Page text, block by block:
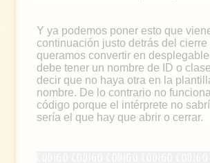
Y ya podemos poner esto que
continuación justo detrás del cierre
queramos convertir en
debe tener un nombre de ID o
decir que no haya otra en la
nombre. De lo contrario no
código porque el intérprete no
sería el que hay que abrir o cerrar.